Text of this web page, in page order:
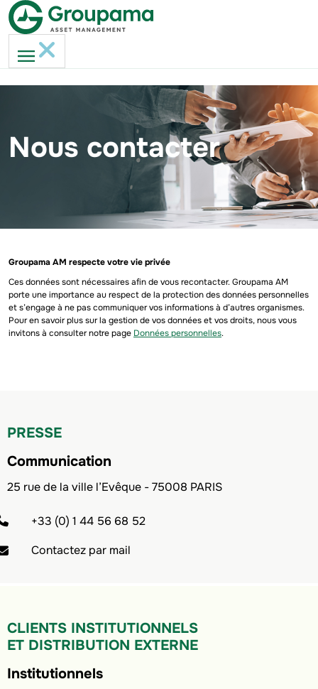
Nous contacter
PRESSE
Communication
25 rue de la ville l’Evêque - 75008 PARIS
+33 (0) 1 44 56 68 52
Contactez par mail
CLIENTS INSTITUTIONNELS
ET DISTRIBUTION EXTERNE
Institutionnels
Groupama AM respecte votre vie privée
Ces données sont nécessaires afin de vous recontacter. Groupama AM
porte une importance au respect de la protection des données personnelles
et s’engage à ne pas communiquer vos informations à d’autres organismes.
Pour en savoir plus sur la gestion de vos données et vos droits, nous vous
invitons à consulter notre page Données personnelles.